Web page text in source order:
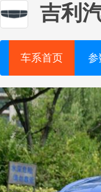
吉利
车系首页 参